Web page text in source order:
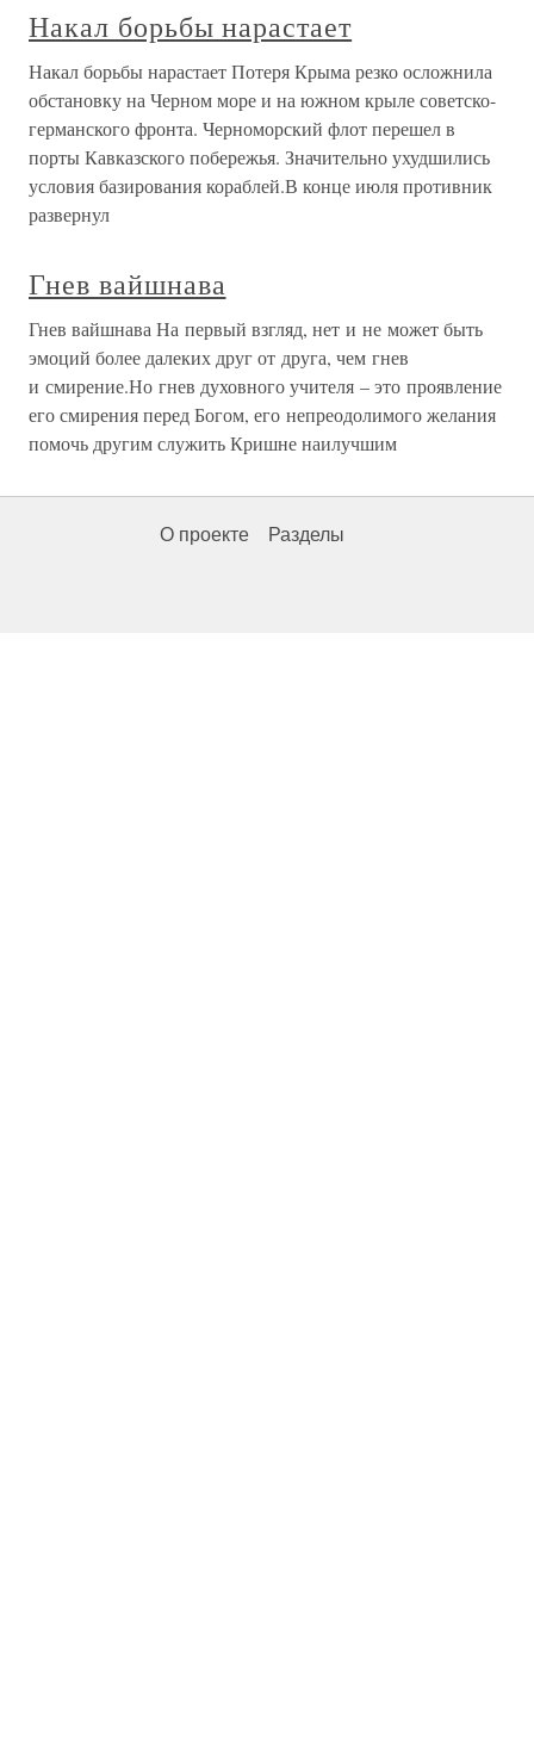
Накал борьбы нарастает
Накал борьбы нарастает Потеря Крыма резко осложнила
обстановку на Черном море и на южном крыле советско-
германского фронта. Черноморский флот перешел в
порты Кавказского побережья. Значительно ухудшились
условия базирования кораблей.В конце июля противник
развернул
Гнев вайшнава
Гнев вайшнава На первый взгляд, нет и не может быть
эмоций более далеких друг от друга, чем гнев
и смирение.Но гнев духовного учителя – это проявление
его смирения перед Богом, его непреодолимого желания
помочь другим служить Кришне наилучшим
О проекте Разделы